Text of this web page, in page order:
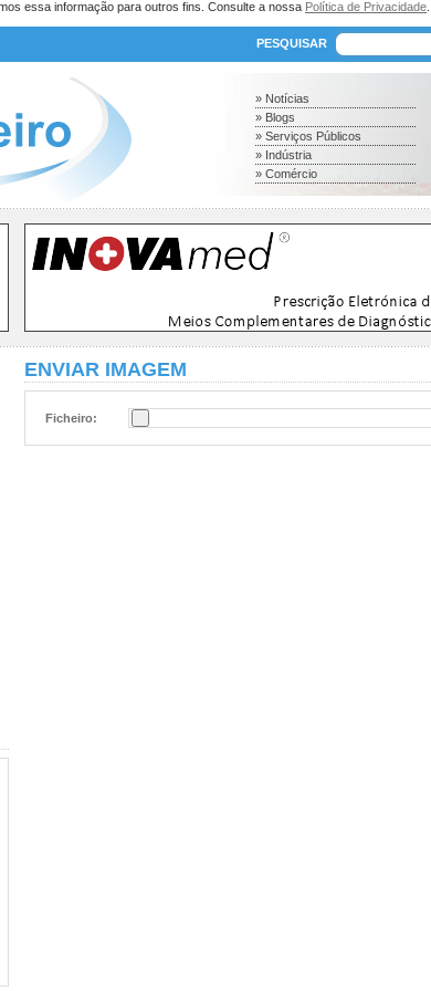
essa informação para outros fins. Consulte a nossa Política de Privacidade
PESQUISAR
» Notícias
» Blogs
» Serviços Públicos
» Indústria
» Comércio
ENVIAR IMAGEM
Ficheiro: